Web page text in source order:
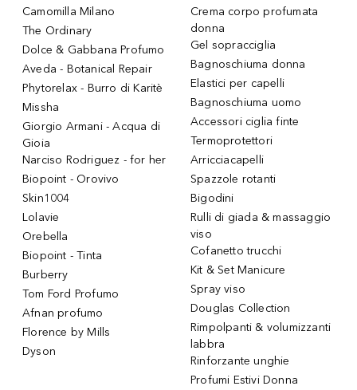
Camomilla Milano
The Ordinary
Dolce & Gabbana Profumo
Aveda - Botanical Repair
Phytorelax - Burro di Karitè
Missha
Giorgio Armani - Acqua di
Gioia
Narciso Rodriguez - for her
Biopoint - Orovivo
Skin1004
Lolavie
Orebella
Biopoint - Tinta
Burberry
Tom Ford Profumo
Afnan profumo
Florence by Mills
Dyson
Crema corpo profumata
donna
Gel sopracciglia
Bagnoschiuma donna
Elastici per capelli
Bagnoschiuma uomo
Accessori ciglia finte
Termoprotettori
Arricciacapelli
Spazzole rotanti
Bigodini
Rulli di giada & massaggio
viso
Cofanetto trucchi
Kit & Set Manicure
Spray viso
Douglas Collection
Rimpolpanti & volumizzanti
labbra
Rinforzante unghie
Profumi Estivi Donna